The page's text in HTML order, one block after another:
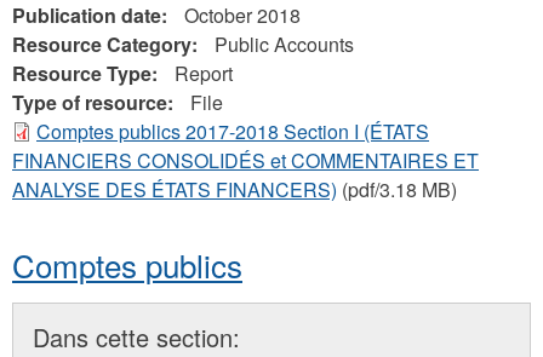
Publication date:
October 2018
Resource Category:
Public Accounts
Resource Type:
Report
Type of resource:
File
Comptes publics 2017-2018 Section I (ÉTATS
FINANCIERS CONSOLIDÉS et COMMENTAIRES ET
ANALYSE DES ÉTATS FINANCERS) (pdf/3.18 MB)
Comptes publics
Dans cette section: